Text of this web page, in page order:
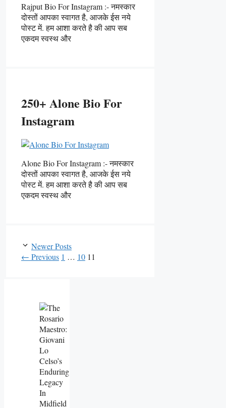
Rajput Bio For Instagram :- नमस्कार
दोस्तों आपका स्वागत है, आजके ईस नये
पोस्ट में. हम आशा करते है की आप सब
एकदम स्वस्थ और
250+ Alone Bio For
Instagram
Alone Bio For Instagram :- नमस्कार
दोस्तों आपका स्वागत है, आजके ईस नये
पोस्ट में. हम आशा करते है की आप सब
एकदम स्वस्थ और
Newer Posts
← Previous Page
1 … Page
10 Page
11